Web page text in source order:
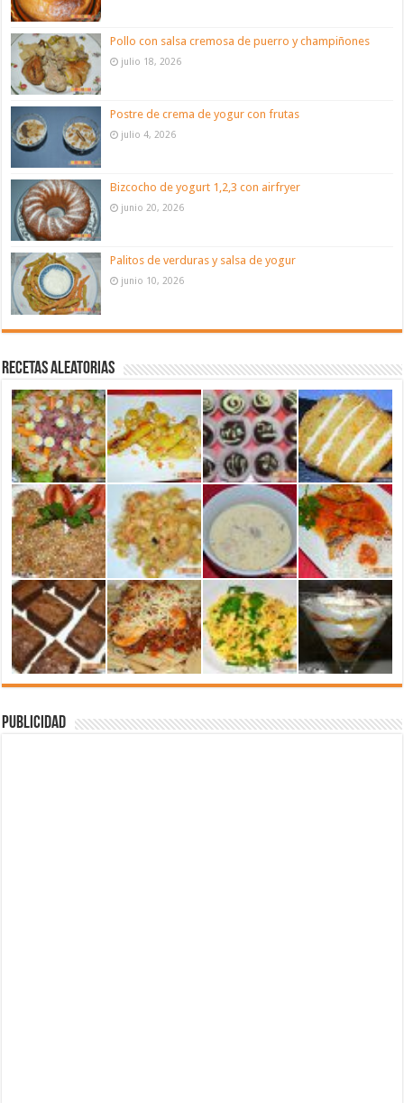
Pollo con salsa cremosa de puerro y champiñones
julio 18, 2026
Postre de crema de yogur con frutas
julio 4, 2026
Bizcocho de yogurt 1,2,3 con airfryer
junio 20, 2026
Palitos de verduras y salsa de yogur
junio 10, 2026
Recetas aleatorias
Publicidad